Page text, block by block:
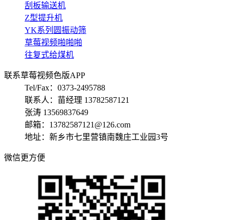
刮板输送机
Z型提升机
YK系列圆振动筛
草莓视频啪啪啪
往复式给煤机
联系草莓视频色版APP
Tel/Fax：0373-2495788
联系人：苗经理 13782587121
张涛 13569837649
邮箱：13782587121@126.com
地址：新乡市七里营镇南魏庄工业园3号
微信更方便